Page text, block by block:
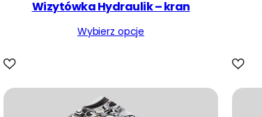
Wizytówka Hydraulik – kran
Wybierz opcje